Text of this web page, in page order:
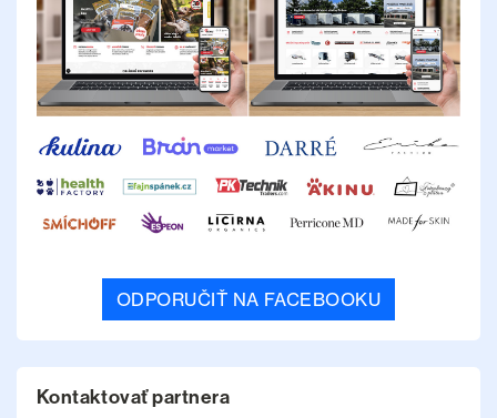
ODPORUČIŤ NA FACEBOOKU
Kontaktovať partnera